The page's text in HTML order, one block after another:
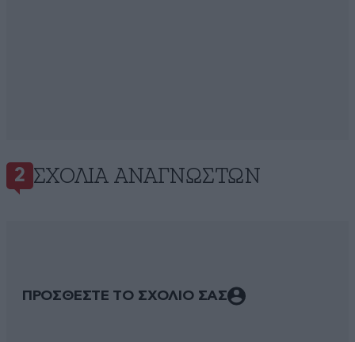
2 ΣΧΌΛΙΑ ΑΝΑΓΝΩΣΤΏΝ
ΠΡΟΣΘΕΣΤΕ ΤΟ ΣΧΟΛΙΟ ΣΑΣ